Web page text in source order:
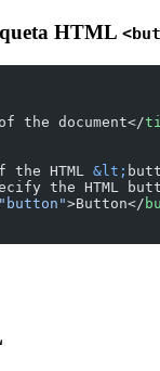
HTML
the document</
the HTML &lt;
the HTML
"button">Button</